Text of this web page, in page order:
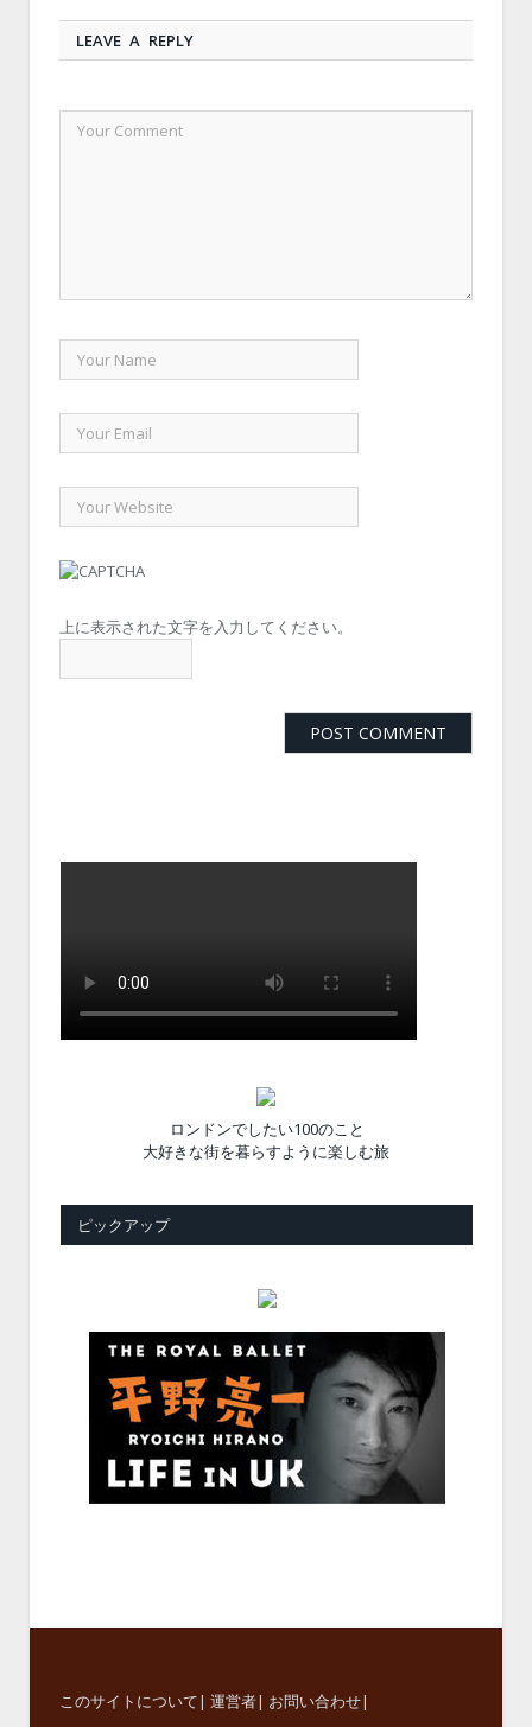
LEAVE A REPLY
上に表示された文字を入力してください。
ロンドンでしたい100のこと
大好きな街を暮らすように楽しむ旅
ピックアップ
このサイトについて| 運営者| お問い合わせ|